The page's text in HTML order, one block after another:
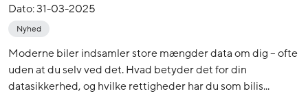
Dato:31-03-2025
Nyhed
Moderne biler indsamler store mængder data om dig – ofte
uden at du selv ved det. Hvad betyder det for din
datasikkerhed, og hvilke rettigheder har du som bilis...